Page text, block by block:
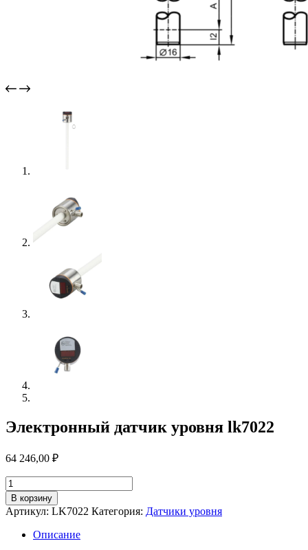
Электронный датчик уровня lk7022
64 246,00 ₽
Количество
товара
Электронный
датчик
уровня
lk7022
В корзину
Артикул: LK7022 Категория: Датчики уровня
Описание